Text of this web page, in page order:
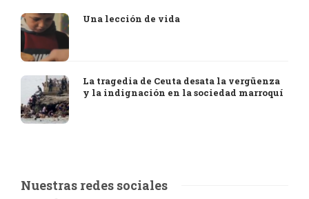
Una lección de vida
La tragedia de Ceuta desata la vergüenza
y la indignación en la sociedad marroquí
Nuestras redes sociales